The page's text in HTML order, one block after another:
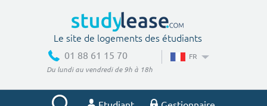
Le site de logements des étudiants
01 88 61 15 70
Du lundi au vendredi de 9h à 18h
FR